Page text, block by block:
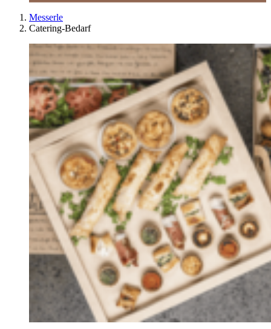
Messerle
Catering-Bedarf